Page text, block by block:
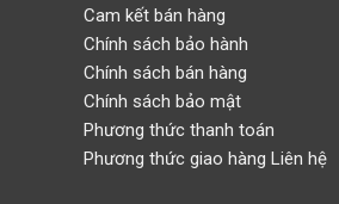
Cam kết bán hàng
Chính sách bảo hành
Chính sách bán hàng
Chính sách bảo mật
Phương thức thanh toán
Phương thức giao hàng Liên hệ